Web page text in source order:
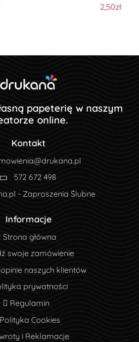
2,50zł
papeterię w naszym
online.
Kontakt
572 672 498
- Zaproszenia Ślubne
Informacje
Strona główna
Strona główna
swoje zamówienie
swoje zamówienie
naszych klientów
naszych klientów
prywatności
prywatności
Regulamin
Regulamin
Cookies
Polityka Cookies
i Reklamacje
i Reklamacje